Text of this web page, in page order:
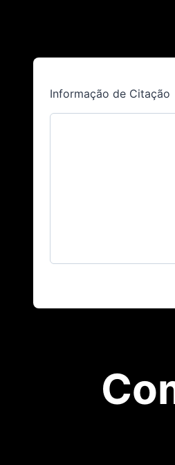
Informação de Citação